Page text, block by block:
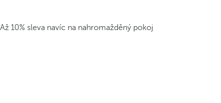
Až 10% sleva navíc na nahromažděný pokoj